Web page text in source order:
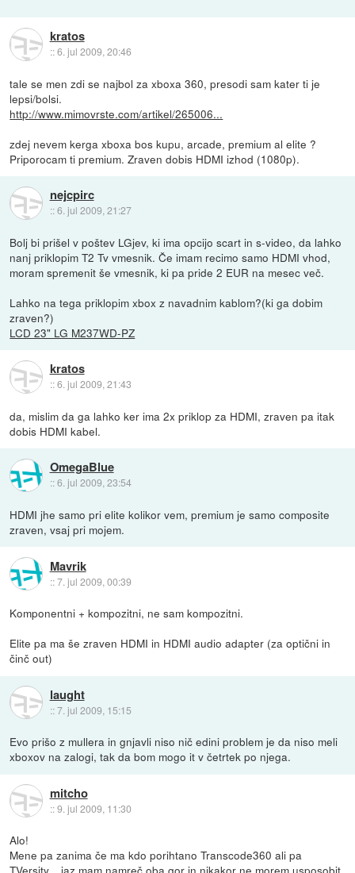
kratos
::6. jul 2009, 20:46
tale se men zdi se najbol za xboxa 360, presodi sam kater ti je
lepsi/bolsi.
http://www.mimovrste.com/artikel/265006...
zdej nevem kerga xboxa bos kupu, arcade, premium al elite ?
Priporocam ti premium. Zraven dobis HDMI izhod (1080p).
nejcpirc
::6. jul 2009, 21:27
Bolj bi prišel v poštev LGjev, ki ima opcijo scart in s-video, da lahko
nanj priklopim T2 Tv vmesnik. Če imam recimo samo HDMI vhod,
moram spremenit še vmesnik, ki pa pride 2 EUR na mesec več.
Lahko na tega priklopim xbox z navadnim kablom?(ki ga dobim
zraven?)
LCD 23" LG M237WD-PZ
kratos
::6. jul 2009, 21:43
da, mislim da ga lahko ker ima 2x priklop za HDMI, zraven pa itak
dobis HDMI kabel.
OmegaBlue
::6. jul 2009, 23:54
HDMI jhe samo pri elite kolikor vem, premium je samo composite
zraven, vsaj pri mojem.
Mavrik
::7. jul 2009, 00:39
Komponentni + kompozitni, ne sam kompozitni.
Elite pa ma še zraven HDMI in HDMI audio adapter (za optični in
činč out)
laught
::7. jul 2009, 15:15
Evo prišo z mullera in gnjavli niso nič edini problem je da niso meli
xboxov na zalogi, tak da bom mogo it v četrtek po njega.
mitcho
::9. jul 2009, 11:30
Alo!
Mene pa zanima če ma kdo porihtano Transcode360 ali pa